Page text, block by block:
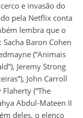
e invasão do
pela Netflix conta
lembra que o
Baron Cohen
(“Animais
Jeremy Strong
John Carroll
(“The
Abdul-Mateen II
deles, o elenco